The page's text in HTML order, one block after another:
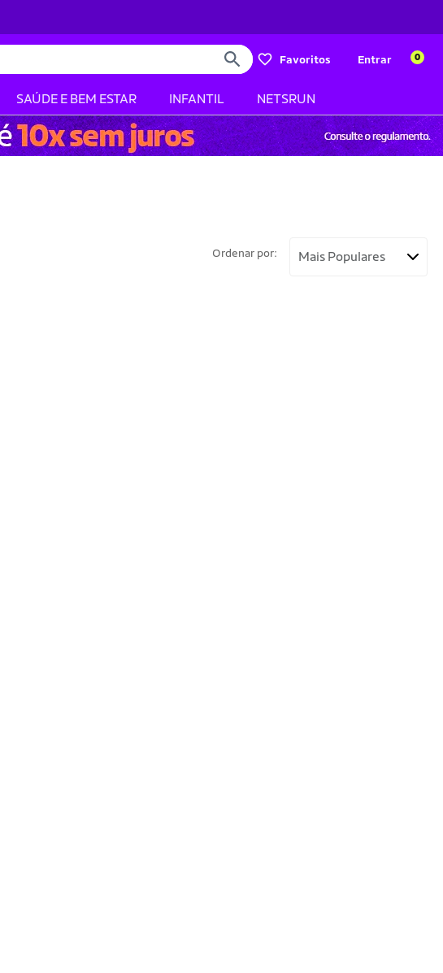
Favoritos Entrar 0
SAÚDE E BEM ESTAR INFANTIL NETSRUN
Ordenar por: